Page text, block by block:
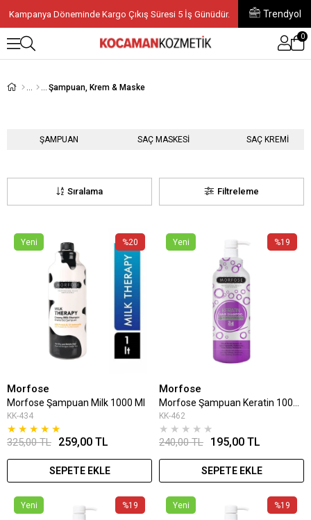
Kampanya Döneminde Kargo Çıkış Süresi 5 İş Günüdür. Trendyol
0
Şampuan, Krem & Maske
ŞAMPUAN SAÇ MASKESİ SAÇ KREMİ
Filtreleme
Sıralama
%20
Yeni
Morfose
Morfose Şampuan Milk 1000 Ml
KK-434
★ ★ ★ ★ ★
259,00 TL
325,00 TL
SEPETE EKLE
%19
Yeni
Morfose
Morfose Şampuan Keratin 1000 Ml
KK-462
★ ★ ★ ★ ★
195,00 TL
240,00 TL
SEPETE EKLE
%19
Yeni %19
Yeni